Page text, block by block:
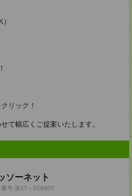
リック！
て幅広くご提案いたします。
ソーネット
号:派27－029007